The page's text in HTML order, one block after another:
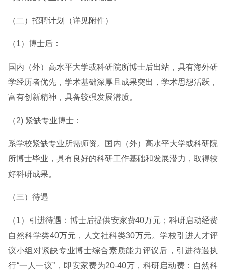
（二）招聘计划（详见附件）
（1）博士后：
国内（外）高水平大学或科研院所博士后出站，具有海外研
学经历者优先，学术基础深厚且成果突出，学术思想活跃，
富有创新精神，具备较强发展潜质。
（2) 紧缺专业博士：
系学校紧缺专业所需师资。国内（外）高水平大学或科研院
所博士毕业，具有良好的科研工作基础和发展潜力，取得较
好科研成果。
（三）待遇
（1）引进待遇：博士后提供安家费40万元；科研启动经费
自然科学类40万元，人文社科类30万元。学校引进人才评
议小组对紧缺专业博士综合素质能力评议后，引进待遇执
行“一人一议”，即安家费为20-40万，科研启动费：自然科